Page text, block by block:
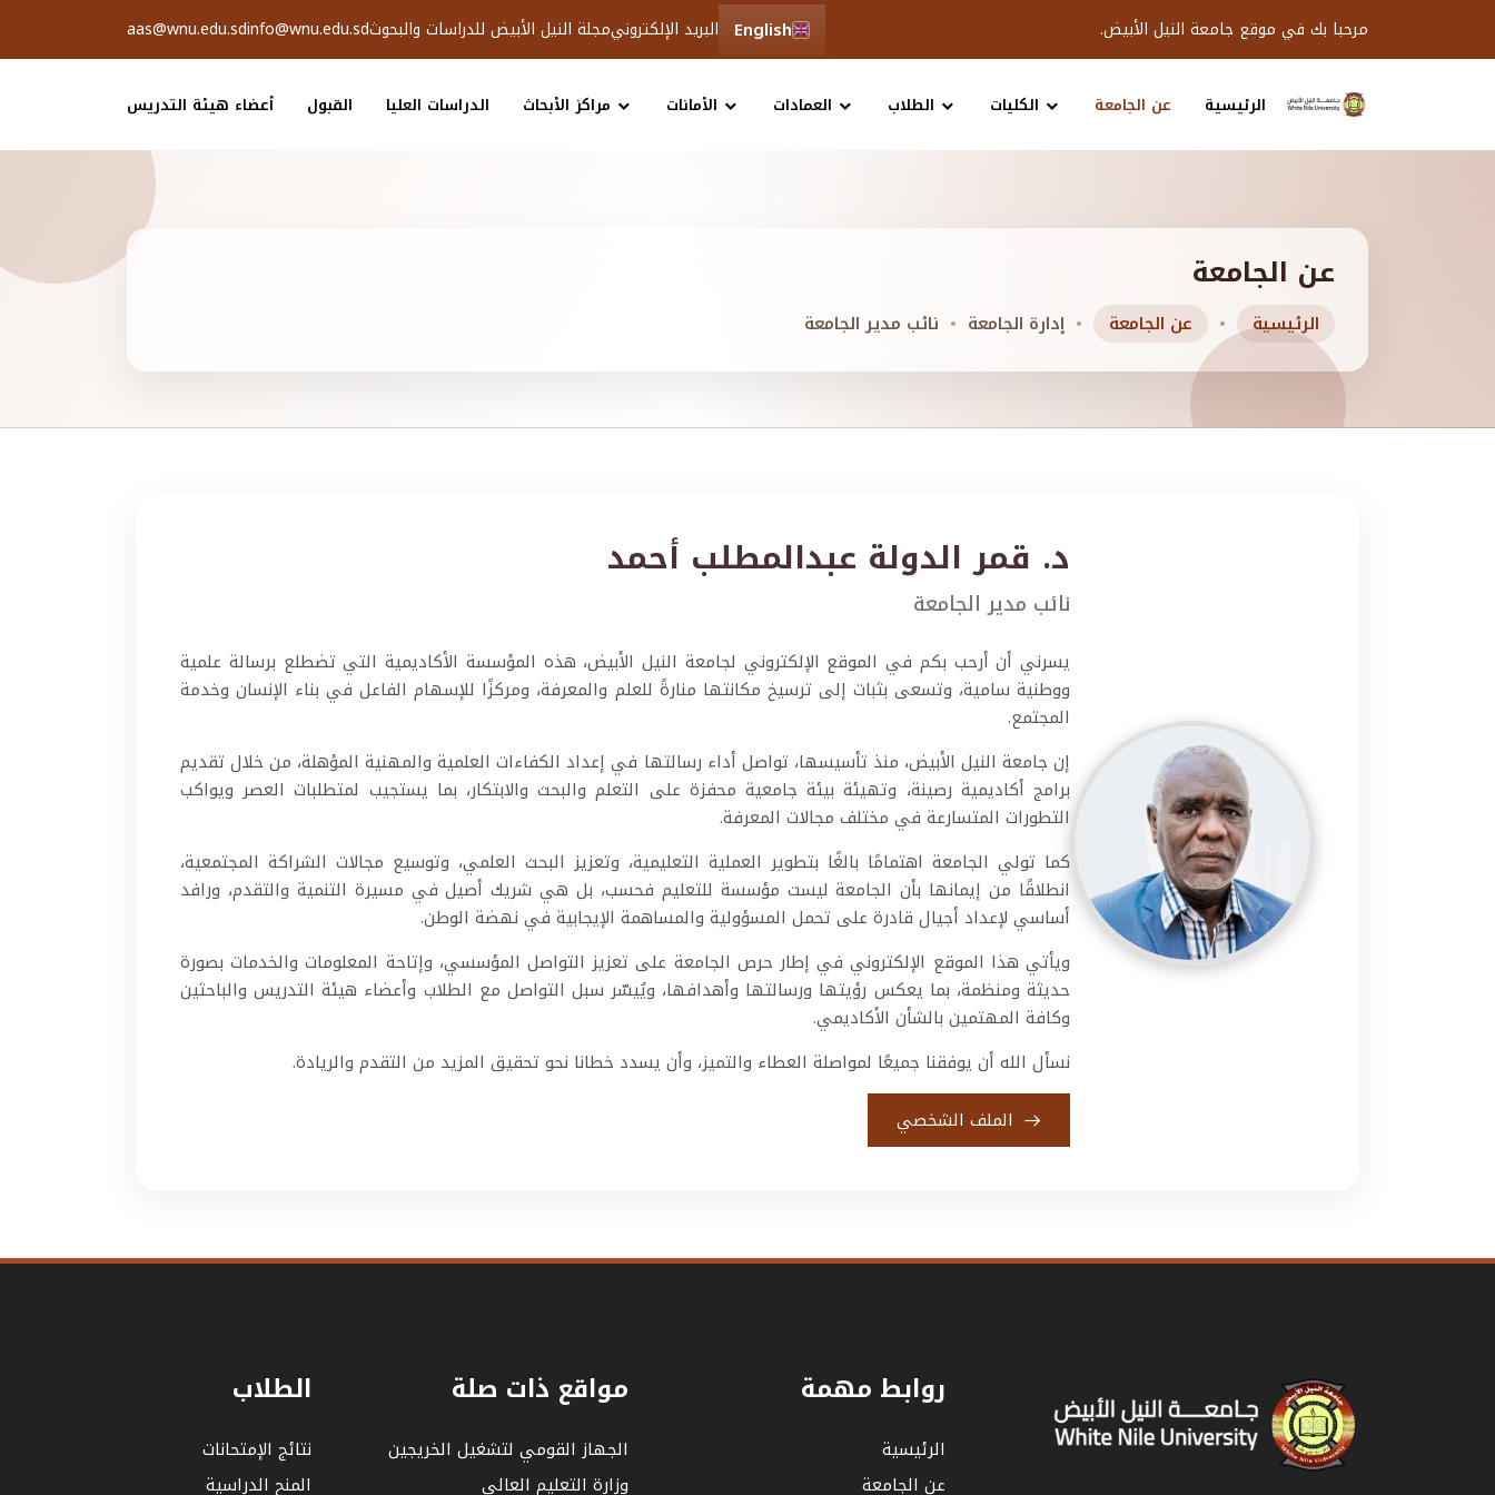
مرحبا بك في موقع جامعة النيل الأبيض. English البريد الإلكترونيمجلة النيل الأبيض للدراسات والبحوثinfo@wnu.edu.sd
aas@wnu.edu.sd
الرئيسية عن الجامعة الكليات الطلاب العمادات الأمانات مراكز الأبحاث الدراسات العليا القبول أعضاء هيئة التدريس
عن الجامعة
الرئيسية عن الجامعة إدارة الجامعة نائب مدير الجامعة
د. قمر الدولة عبدالمطلب أحمد
نائب مدير الجامعة
يسرني أن أرحب بكم في الموقع الإلكتروني لجامعة النيل الأبيض، هذه المؤسسة الأكاديمية التي تضطلع برسالة علمية
ووطنية سامية، وتسعى بثبات إلى ترسيخ مكانتها منارةً للعلم والمعرفة، ومركزًا للإسهام الفاعل في بناء الإنسان وخدمة
المجتمع.
إن جامعة النيل الأبيض، منذ تأسيسها، تواصل أداء رسالتها في إعداد الكفاءات العلمية والمهنية المؤهلة، من خلال تقديم
برامج أكاديمية رصينة، وتهيئة بيئة جامعية محفزة على التعلم والبحث والابتكار، بما يستجيب لمتطلبات العصر ويواكب
التطورات المتسارعة في مختلف مجالات المعرفة.
كما تولي الجامعة اهتمامًا بالغًا بتطوير العملية التعليمية، وتعزيز البحث العلمي، وتوسيع مجالات الشراكة المجتمعية،
انطلاقًا من إيمانها بأن الجامعة ليست مؤسسة للتعليم فحسب، بل هي شريك أصيل في مسيرة التنمية والتقدم، ورافد
أساسي لإعداد أجيال قادرة على تحمل المسؤولية والمساهمة الإيجابية في نهضة الوطن.
ويأتي هذا الموقع الإلكتروني في إطار حرص الجامعة على تعزيز التواصل المؤسسي، وإتاحة المعلومات والخدمات بصورة
حديثة ومنظمة، بما يعكس رؤيتها ورسالتها وأهدافها، ويُيسّر سبل التواصل مع الطلاب وأعضاء هيئة التدريس والباحثين
وكافة المهتمين بالشأن الأكاديمي.
نسأل الله أن يوفقنا جميعًا لمواصلة العطاء والتميز، وأن يسدد خطانا نحو تحقيق المزيد من التقدم والريادة.
الملف الشخصي
روابط مهمة
الرئيسية
عن الجامعة
مواقع ذات صلة
الجهاز القومي لتشغيل الخريجين
وزارة التعليم العالي
الطلاب
نتائج الإمتحانات
المنح الدراسية